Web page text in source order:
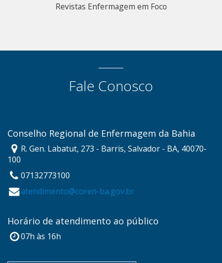
Revistas Enfermagem em Foco
Fale Conosco
Conselho Regional de Enfermagem da Bahia
R. Gen. Labatut, 273 - Barris, Salvador - BA, 40070-
100
07132773100
atendimento@coren-ba.gov.br
Horário de atendimento ao público
07h às 16h